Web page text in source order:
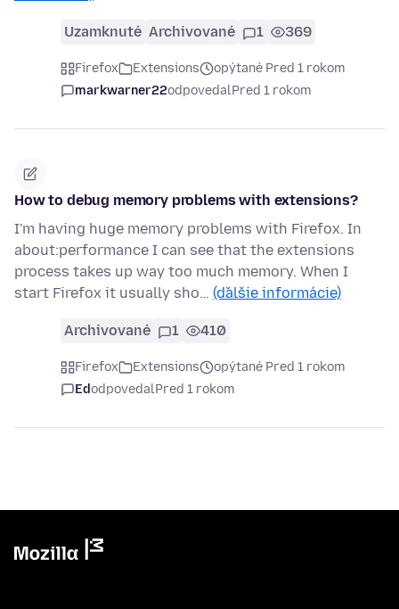
Uzamknuté Archivované 1 369
Firefox Extensions
opýtané Pred 1 rokom
markwarner22odpovedalPred 1 rokom
How to debug memory problems with extensions?
I'm having huge memory problems with Firefox. In
about:performance I can see that the extensions
process takes up way too much memory. When I
start Firefox it usually sho… (ďalšie informácie)
Archivované 1 410
Firefox Extensions
opýtané Pred 1 rokom
EdodpovedalPred 1 rokom